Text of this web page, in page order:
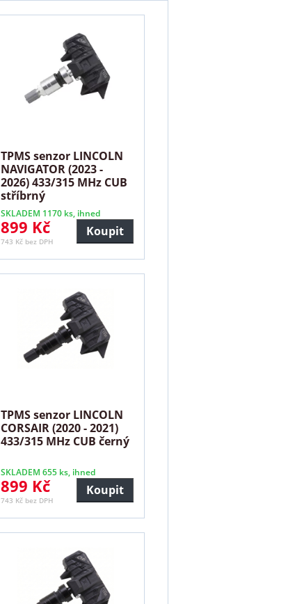
TPMS senzor LINCOLN
NAVIGATOR (2023 -
2026) 433/315 MHz CUB
stříbrný
SKLADEM 1170 ks, ihned
899 Kč
743 Kč bez DPH
Koupit
TPMS senzor LINCOLN
CORSAIR (2020 - 2021)
433/315 MHz CUB černý
SKLADEM 655 ks, ihned
899 Kč
743 Kč bez DPH
Koupit